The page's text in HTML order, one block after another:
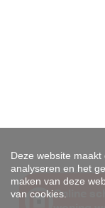
Deze website
analyseren en het
maken van deze
van cookies.